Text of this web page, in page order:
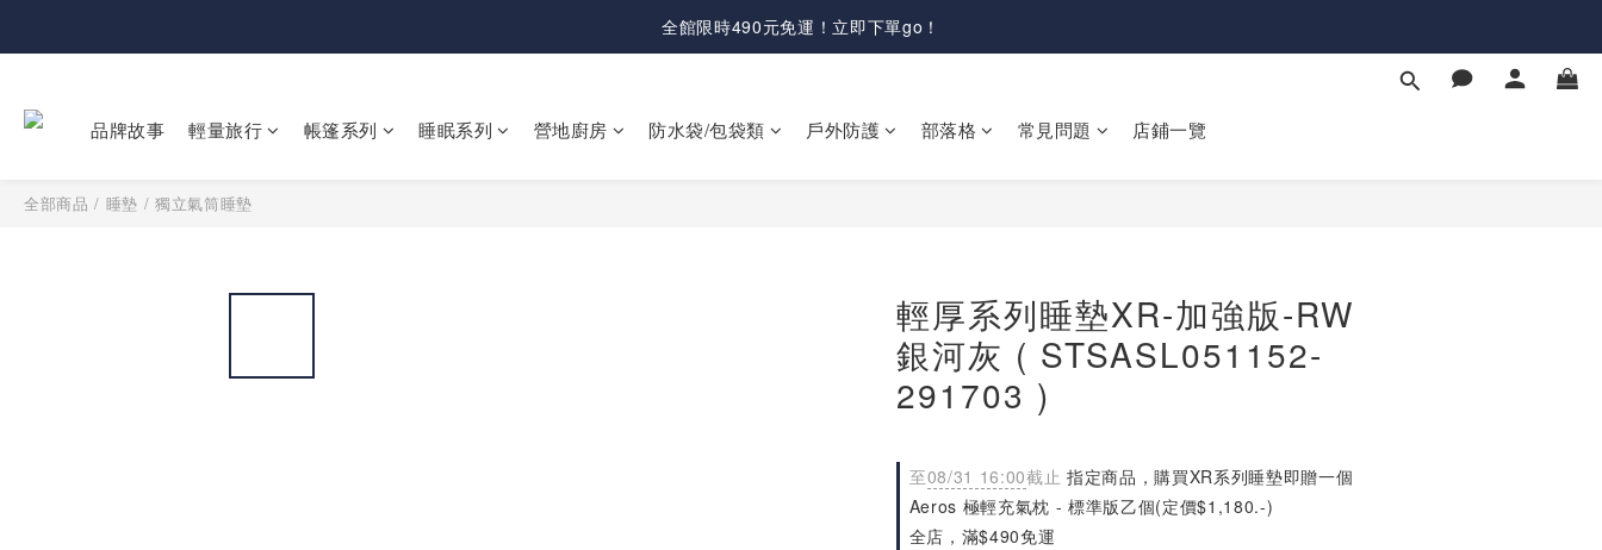
全館限時490元免運！立即下單go！
品牌故事 輕量旅行 帳篷系列 睡眠系列 營地廚房 防水袋/包袋類 戶外防護 部落格 常見問題 店鋪一覽
全部商品 / 睡墊 /獨立氣筒睡墊
輕厚系列睡墊XR-加強版-RW
銀河灰 ( STSASL051152-
291703 )
至08/31 16:00截止 指定商品，購買XR系列睡墊即贈一個
Aeros 極輕充氣枕 - 標準版乙個(定價$1,180.-)
全店，滿$490免運